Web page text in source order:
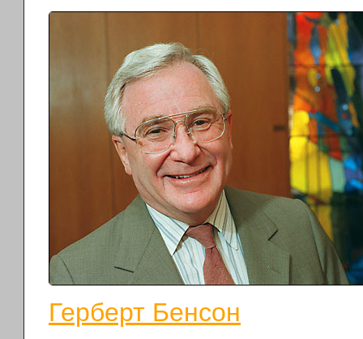
Герберт Бенсон